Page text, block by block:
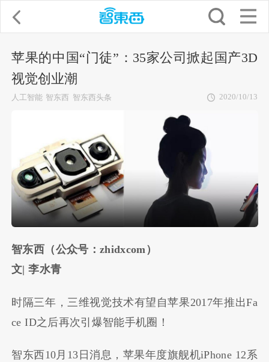
苹果的中国“门徒”：35家公司掀起国产3D
视觉创业潮
人工智能 智东西 智东西头条 2020/10/13
智东西（公众号：zhidxcom）
文| 李水青
时隔三年，三维视觉技术有望自苹果2017年推出Fa
ce ID之后再次引爆智能手机圈！
智东西10月13日消息，苹果年度旗舰机iPhone 12系